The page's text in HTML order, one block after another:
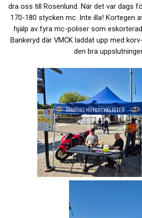
dra oss till Rosenlund. När det var dags
170-180 stycken mc. Inte illa! Kortegen
hjälp av fyra mc-poliser som
Bankeryd där VMCK laddat upp med
den bra